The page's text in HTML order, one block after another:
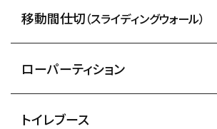
移動間仕切（スライディングウォール）
ローパーティション
トイレブース